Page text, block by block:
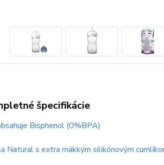
špecifikácie
Bisphenol (0%BPA)
Natural s extra mäkkým silikónovým